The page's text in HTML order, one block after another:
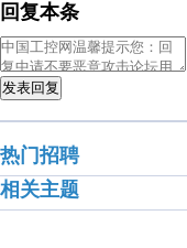
回复本条
发表回复
热门招聘
相关主题